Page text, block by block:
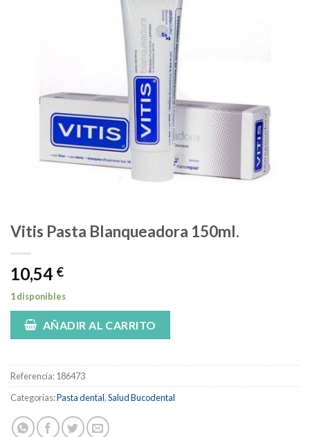
Vitis Pasta Blanqueadora 150ml.
10,54 €
1 disponibles
AÑADIR AL CARRITO
Referencia:186473
Categorías:Pasta dental,Salud Bucodental